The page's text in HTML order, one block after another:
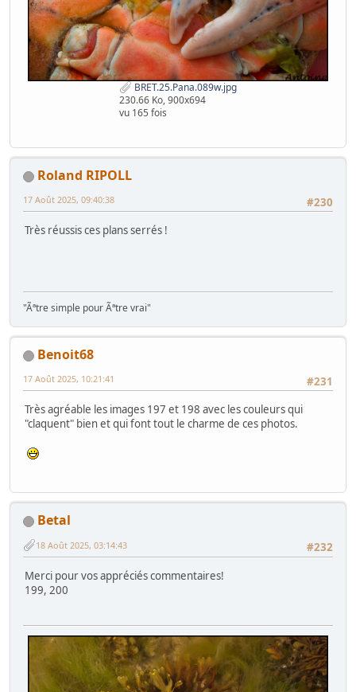
BRET.25.Pana.089w.jpg
230.66 Ko, 900x694
vu 165 fois
Roland RIPOLL
#230
17 Août 2025, 09:40:38
Très réussis ces plans serrés !
"Ãªtre simple pour Ãªtre vrai"
Benoit68
#231
17 Août 2025, 10:21:41
Très agréable les images 197 et 198 avec les couleurs qui
"claquent" bien et qui font tout le charme de ces photos.
Betal
#232
18 Août 2025, 03:14:43
Merci pour vos appréciés commentaires!
199, 200